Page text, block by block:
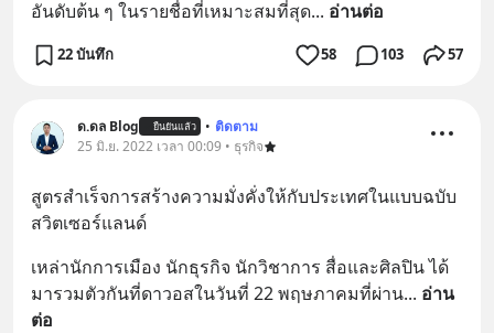
อันดับต้น ๆ ในรายชื่อที่เหมาะสมที่สุด... อ่านต่อ
22 บันทึก 58 103 57
ด.ดล Blog ยืนยันแล้ว • ติดตาม
25 มิ.ย. 2022 เวลา 00:09 • ธุรกิจ
สูตรสำเร็จการสร้างความมั่งคั่งให้กับประเทศในแบบฉบับ
สวิตเซอร์แลนด์
เหล่านักการเมือง นักธุรกิจ นักวิชาการ สื่อและศิลปิน ได้
มารวมตัวกันที่ดาวอสในวันที่ 22 พฤษภาคมที่ผ่าน... อ่าน
ต่อ